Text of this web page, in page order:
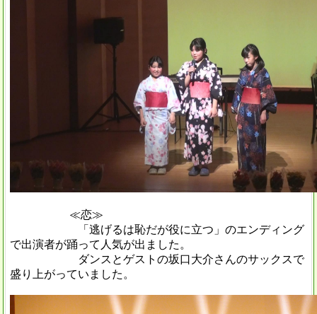
≪恋≫
「逃げるは恥だが役に立つ」のエンディング
で出演者が踊って人気が出ました。
ダンスとゲストの坂口大介さんのサックスで
盛り上がっていました。